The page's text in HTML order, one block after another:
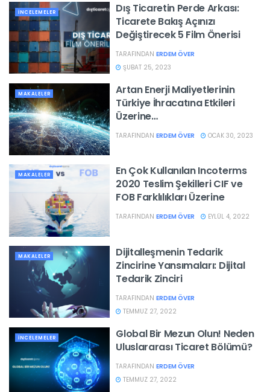
İNCELEMELER
Dış Ticaretin Perde Arkası:
Ticarete Bakış Açınızı
Değiştirecek 5 Film Önerisi
TARAFINDAN ERDEM ÖVER
ŞUBAT 25, 2023
MAKALELER
Artan Enerji Maliyetlerinin
Türkiye İhracatına Etkileri
Üzerine…
TARAFINDAN ERDEM ÖVER OCAK 30, 2023
MAKALELER
En Çok Kullanılan Incoterms
2020 Teslim Şekilleri CIF ve
FOB Farklılıkları Üzerine
TARAFINDAN ERDEM ÖVER EYLÜL 4, 2022
MAKALELER
Dijitalleşmenin Tedarik
Zincirine Yansımaları: Dijital
Tedarik Zinciri
TARAFINDAN ERDEM ÖVER
TEMMUZ 27, 2022
İNCELEMELER
Global Bir Mezun Olun! Neden
Uluslararası Ticaret Bölümü?
TARAFINDAN ERDEM ÖVER
TEMMUZ 27, 2022